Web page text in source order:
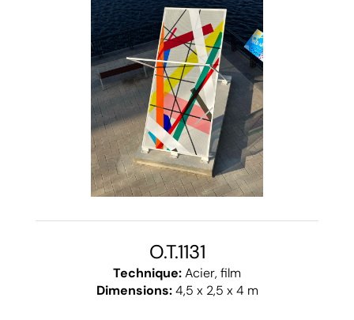
O.T.1131
Technique:Acier, film
Dimensions:4,5 x 2,5 x 4 m